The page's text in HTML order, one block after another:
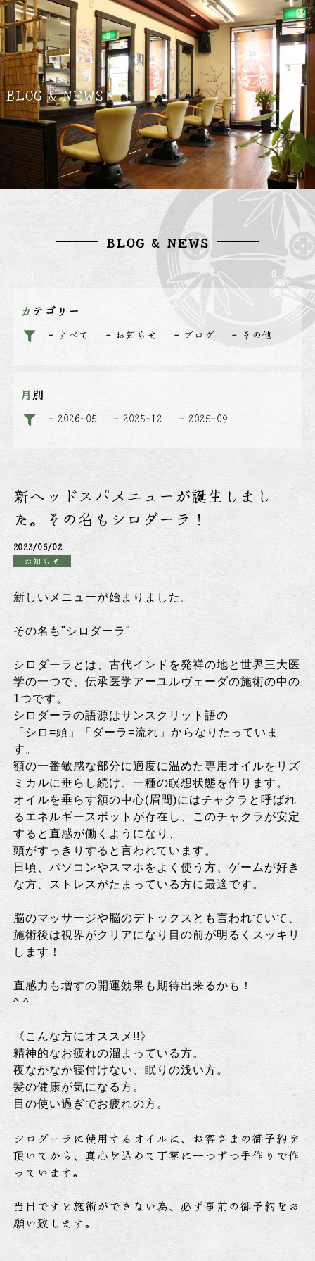
BLOG & NEWS
BLOG & NEWS
カテゴリー
すべて お知らせ ブログ その他
月別
2026-05 2025-12 2025-09
新ヘッドスパメニューが誕生しまし
た。その名もシロダーラ！
2023/06/02
お知らせ
新しいメニューが始まりました。
その名も"シロダーラ"
シロダーラとは、古代インドを発祥の地と世界三大医
学の一つで、伝承医学アーユルヴェーダの施術の中の
1つです。
シロダーラの語源はサンスクリット語の
「シロ=頭」「ダーラ=流れ」からなりたっていま
す。
額の一番敏感な部分に適度に温めた専用オイルをリズ
ミカルに垂らし続け、一種の瞑想状態を作ります。
オイルを垂らす額の中心(眉間)にはチャクラと呼ばれ
るエネルギースポットが存在し、このチャクラが安定
すると直感が働くようになり、
頭がすっきりすると言われています。
日頃、パソコンやスマホをよく使う方、ゲームが好き
な方、ストレスがたまっている方に最適です。
脳のマッサージや脳のデトックスとも言われていて、
施術後は視界がクリアになり目の前が明るくスッキリ
します！
直感力も増すの開運効果も期待出来るかも！
^ ^
《こんな方にオススメ!!》
精神的なお疲れの溜まっている方。
夜なかなか寝付けない、眠りの浅い方。
髪の健康が気になる方。
目の使い過ぎでお疲れの方。
シロダーラに使用するオイルは、お客さまの御予約を
頂いてから、真心を込めて丁寧に一つずつ手作りで作
っています。
当日ですと施術ができない為、必ず事前の御予約をお
願い致します。